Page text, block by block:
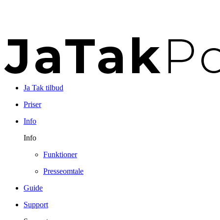
Ja Tak tilbud
Priser
Info
Info
Funktioner
Presseomtale
Guide
Support